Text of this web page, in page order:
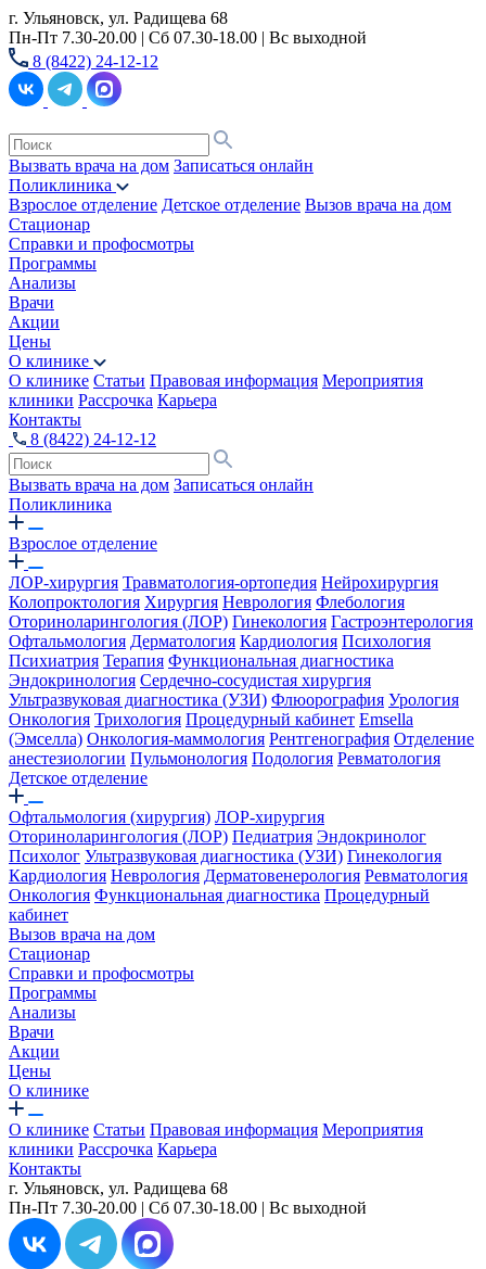
г. Ульяновск, ул. Радищева 68
Пн-Пт 7.30-20.00 | Сб 07.30-18.00 | Вс выходной
8 (8422) 24-12-12
Вызвать врача на дом Записаться онлайн
Поликлиника
Взрослое отделение Детское отделение Вызов врача на дом
Стационар
Справки и профосмотры
Программы
Анализы
Врачи
Акции
Цены
О клинике
О клинике Статьи Правовая информация Мероприятия
клиники Рассрочка Карьера
Контакты
8 (8422) 24-12-12
Вызвать врача на дом Записаться онлайн
Поликлиника
Взрослое отделение
ЛОР-хирургия Травматология-ортопедия Нейрохирургия
Колопроктология Хирургия Неврология Флебология
Оториноларингология (ЛОР) Гинекология Гастроэнтерология
Офтальмология Дерматология Кардиология Психология
Психиатрия Терапия Функциональная диагностика
Эндокринология Сердечно-сосудистая хирургия
Ультразвуковая диагностика (УЗИ) Флюорография Урология
Онкология Трихология Процедурный кабинет Emsella
(Эмселла) Онкология-маммология Рентгенография Отделение
анестезиологии Пульмонология Подология Ревматология
Детское отделение
Офтальмология (хирургия) ЛОР-хирургия
Оториноларингология (ЛОР) Педиатрия Эндокринолог
Психолог Ультразвуковая диагностика (УЗИ) Гинекология
Кардиология Неврология Дерматовенерология Ревматология
Онкология Функциональная диагностика Процедурный
кабинет
Вызов врача на дом
Стационар
Справки и профосмотры
Программы
Анализы
Врачи
Акции
Цены
О клинике
О клинике Статьи Правовая информация Мероприятия
клиники Рассрочка Карьера
Контакты
г. Ульяновск, ул. Радищева 68
Пн-Пт 7.30-20.00 | Сб 07.30-18.00 | Вс выходной